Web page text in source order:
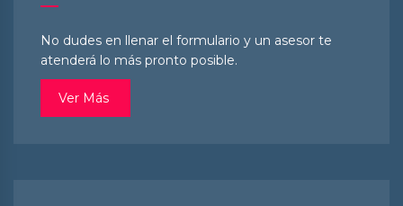
No dudes en llenar el formulario y un asesor te
atenderá lo más pronto posible.
Ver Más